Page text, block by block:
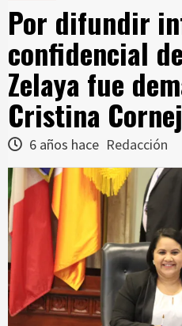
Por difundir
confidencial
Zelaya fue
Cristina
6 años hace Redacción